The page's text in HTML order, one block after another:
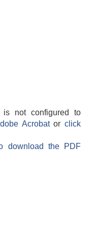
is not configured to
Acrobatorclick
download the PDF